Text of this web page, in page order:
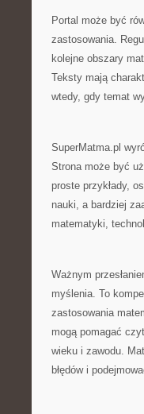
Portal może być
zastosowania.
kolejne obszary
Teksty mają
wtedy, gdy temat
SuperMatma.pl
Strona może być
proste przykłady,
nauki, a bardziej
matematyki,
Ważnym
myślenia. To
zastosowania
mogą pomagać
wieku i zawodu.
błędów i